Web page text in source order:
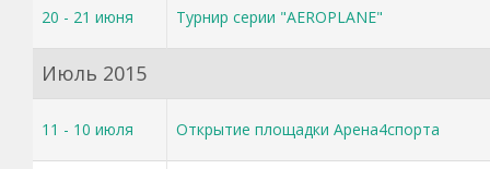
20 - 21 июня Турнир серии "AEROPLANE"
Июль 2015
11 - 10 июля Открытие площадки Арена4спорта